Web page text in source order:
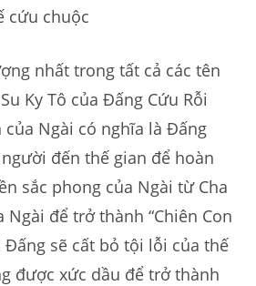
cứu chuộc
nhất trong tất cả các tên
Ky Tô của Đấng Cứu Rỗi
của Ngài có nghĩa là Đấng
đến thế gian để hoàn
sắc phong của Ngài từ Cha
Ngài để trở thành “Chiên Con
sẽ cất bỏ tội lỗi của thế
được xức dầu để trở thành